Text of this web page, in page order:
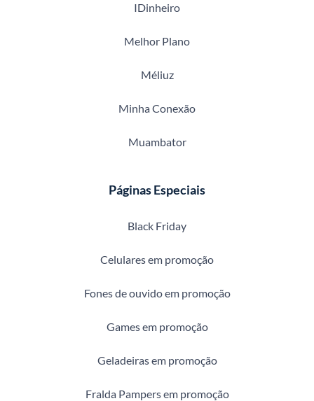
IDinheiro
Melhor Plano
Méliuz
Minha Conexão
Muambator
Páginas Especiais
Black Friday
Celulares em promoção
Fones de ouvido em promoção
Games em promoção
Geladeiras em promoção
Fralda Pampers em promoção